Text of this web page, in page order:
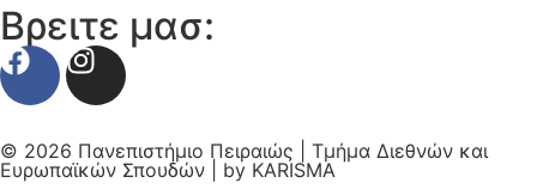
Βρειτε μασ:
© 2026 Πανεπιστήμιο Πειραιώς | Τμήμα Διεθνών και
Ευρωπαϊκών Σπουδών | by KARISMA